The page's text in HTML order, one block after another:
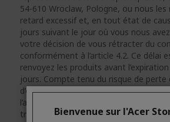
54-610 Wroclaw, Pologne, ou nous
retard excessif et, en tout état de
jours suivant le jour où vous nous
votre décision de vous rétracter du
conformément à l’article 4.2. Ce délai
renvoyez les produits avant
jours. Compte tenu du risque de perte
d’endommagement des produits tel
l’article 6.6, nous recommandons
transporteur qui permet le suivi et la
Bienvenue sur l'Acer